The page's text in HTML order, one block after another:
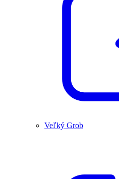
Veľký Grob